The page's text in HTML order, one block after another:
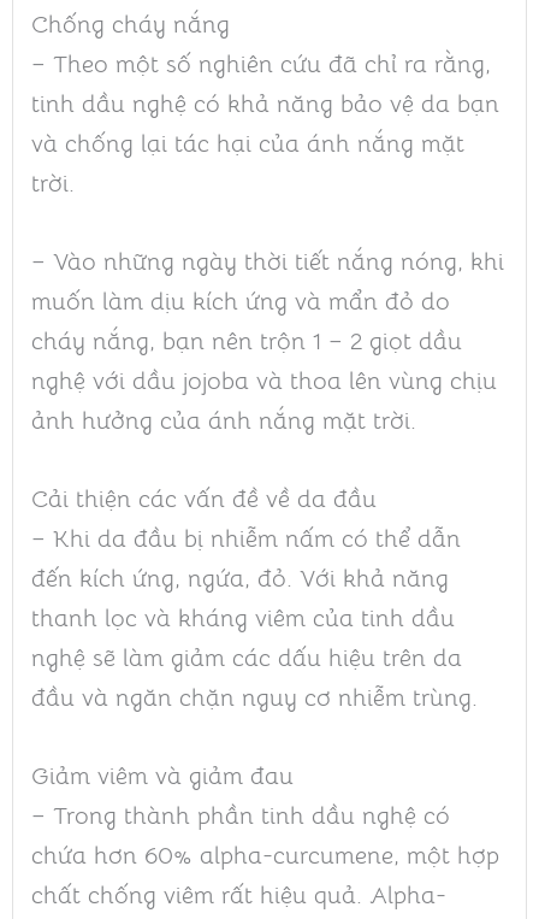
Chống cháy nắng
– Theo một số nghiên cứu đã chỉ ra rằng,
tinh dầu nghệ có khả năng bảo vệ da bạn
và chống lại tác hại của ánh nắng mặt
trời.
– Vào những ngày thời tiết nắng nóng, khi
muốn làm dịu kích ứng và mẩn đỏ do
cháy nắng, bạn nên trộn 1 – 2 giọt dầu
nghệ với dầu jojoba và thoa lên vùng chịu
ảnh hưởng của ánh nắng mặt trời.
Cải thiện các vấn đề về da đầu
– Khi da đầu bị nhiễm nấm có thể dẫn
đến kích ứng, ngứa, đỏ. Với khả năng
thanh lọc và kháng viêm của tinh dầu
nghệ sẽ làm giảm các dấu hiệu trên da
đầu và ngăn chặn nguy cơ nhiễm trùng.
Giảm viêm và giảm đau
– Trong thành phần tinh dầu nghệ có
chứa hơn 60% alpha-curcumene, một hợp
chất chống viêm rất hiệu quả. Alpha-